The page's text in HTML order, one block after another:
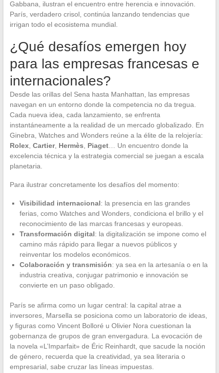
Gabbana, ilustran el encuentro entre herencia e innovación.
París, verdadero crisol, continúa lanzando tendencias que
irrigan todo el ecosistema mundial.
¿Qué desafíos emergen hoy
para las empresas francesas e
internacionales?
Desde las orillas del Sena hasta Manhattan, las empresas
navegan en un entorno donde la competencia no da tregua.
Cada nueva idea, cada lanzamiento, se enfrenta
instantáneamente a la realidad de un mercado globalizado. En
Ginebra, Watches and Wonders reúne a la élite de la relojería:
Rolex, Cartier, Hermès Piaget… Un encuentro donde la
excelencia técnica y la estrategia comercial se juegan a escala
planetaria.
Para ilustrar concretamente los desafíos del momento:
Visibilidad internacional: la presencia en las grandes
ferias, como Watches and Wonders, condiciona el brillo y el
reconocimiento de las marcas francesas y europeas.
Transformación digital: la digitalización se impone como el
camino más rápido para llegar a nuevos públicos y
reinventar los modelos económicos.
Colaboración y transmisión: ya sea en la artesanía o en la
industria creativa, conjugar patrimonio e innovación se
convierte en un paso obligado.
París se afirma como un lugar central: la capital atrae a
inversores, Marsella se posiciona como un laboratorio de ideas,
y figuras como Vincent Bolloré u Olivier Nora cuestionan la
gobernanza de grupos de gran envergadura. La evocación de
la novela «L’Imparfait» de Éric Reinhardt, que sacude la noción
de género, recuerda que la creatividad, ya sea literaria o
empresarial, sabe cruzar las líneas impuestas.